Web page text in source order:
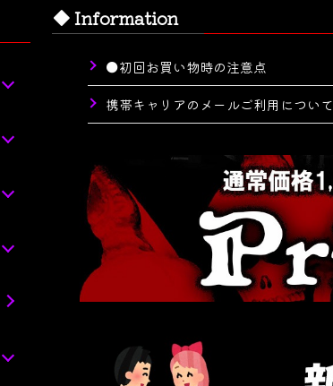
◆ Information
●初回お買い物時の注意点
携帯キャリアのメールご利用について